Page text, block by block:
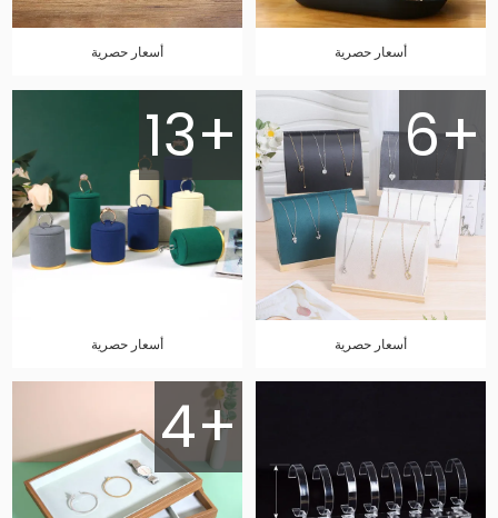
أسعار حصرية أسعار حصرية
6+
أسعار حصرية
13+
أسعار حصرية
4+